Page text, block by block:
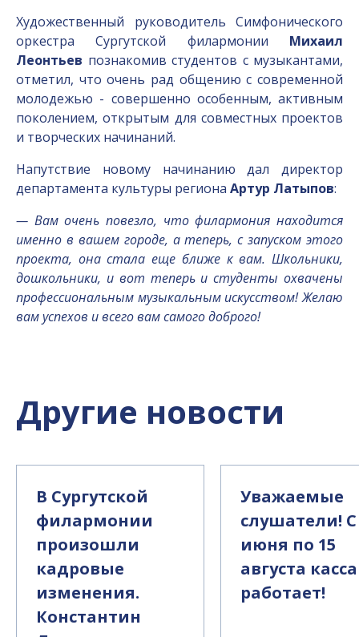
Художественный руководитель Симфонического
оркестра Сургутской филармонии Михаил
Леонтьев познакомив студентов с музыкантами,
отметил, что очень рад общению с современной
молодежью - совершенно особенным, активным
поколением, открытым для совместных проектов
и творческих начинаний.
Напутствие новому начинанию дал директор
департамента культуры региона Артур Латыпов:
— Вам очень повезло, что филармония находится
именно в вашем городе, а теперь, с запуском этого
проекта, она стала еще ближе к вам. Школьники,
дошкольники, и вот теперь и студенты охвачены
профессиональным музыкальным искусством! Желаю
вам успехов и всего вам самого доброго!
Другие новости
В Сургутской
филармонии
произошли
кадровые
изменения.
Константин
Уважаемые
слушатели! С
июня по 15
августа
работает!